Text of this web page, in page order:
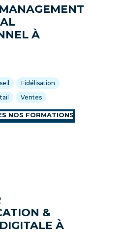
À
Fidélisation
Ventes
&
À